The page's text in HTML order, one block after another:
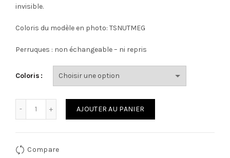
invisible.
Coloris du modèle en photo: TSNUTMEG
Perruques : non échangeable – ni repris
Coloris
AJOUTER AU PANIER
Compare